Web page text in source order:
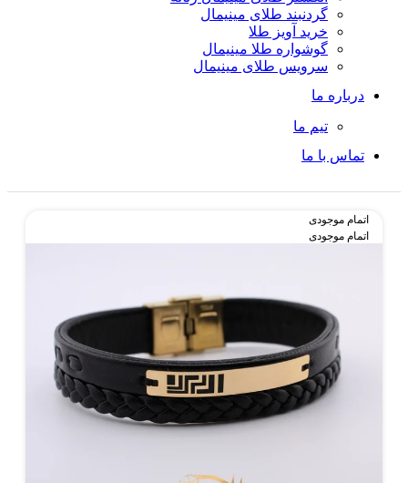
گردنبند طلای مینیمال
خرید آویز طلا
گوشواره طلا مینیمال
سرویس طلای مینیمال
درباره ما
تیم ما
تماس با ما
اتمام موجودی
اتمام موجودی